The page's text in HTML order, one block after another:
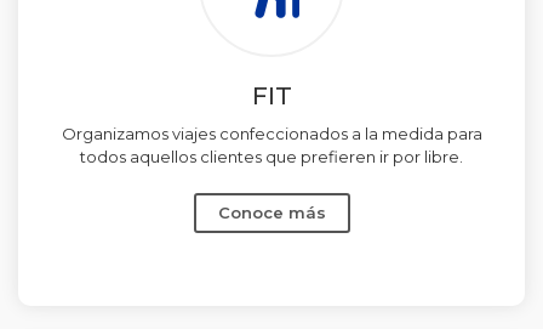
FIT
Organizamos viajes confeccionados a la medida para
todos aquellos clientes que prefieren ir por libre.
Conoce más